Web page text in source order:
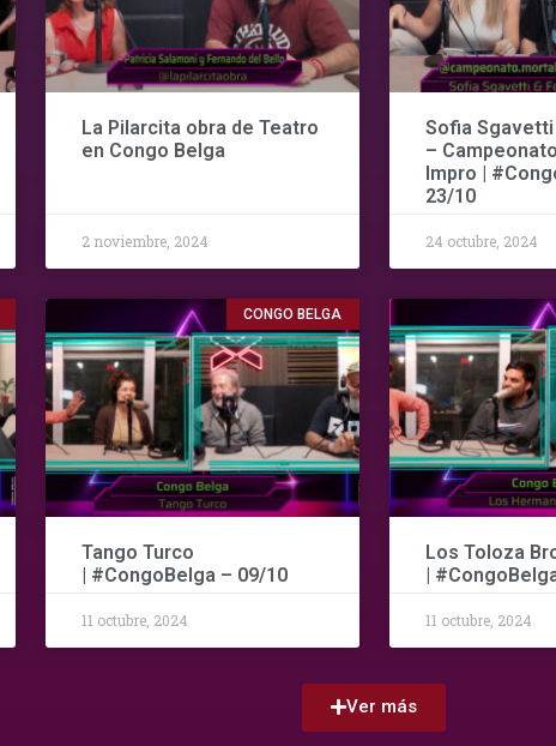
La Pilarcita obra de Teatro
en Congo Belga
2 noviembre, 2024
Sofia Sgavetti
–
Impro |
23/10
24 octubre, 2024
CONGO BELGA
Tango Turco
| #CongoBelga – 09/10
11 octubre, 2024
Los Toloza
|
11 octubre, 2024
Ver más